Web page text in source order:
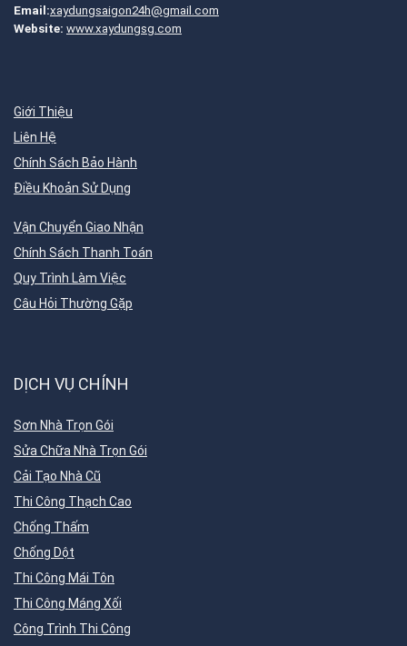
Email:xaydungsaigon24h@gmail.com
Website: www.xaydungsg.com
Giới Thiệu
Liên Hệ
Chính Sách Bảo Hành
Điều Khoản Sử Dụng
Vận Chuyển Giao Nhận
Chính Sách Thanh Toán
Quy Trình Làm Việc
Câu Hỏi Thường Gặp
DỊCH VỤ CHÍNH
Sơn Nhà Trọn Gói
Sửa Chữa Nhà Trọn Gói
Cải Tạo Nhà Cũ
Thi Công Thạch Cao
Chống Thấm
Chống Dột
Thi Công Mái Tôn
Thi Công Máng Xối
Công Trình Thi Công